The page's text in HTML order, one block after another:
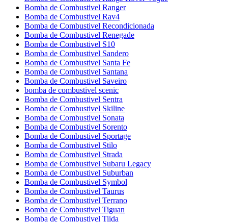
Bomba de Combustivel Ranger
Bomba de Combustivel Rav4
Bomba de Combustivel Recondicionada
Bomba de Combustivel Renegade
Bomba de Combustivel S10
Bomba de Combustivel Sandero
Bomba de Combustivel Santa Fe
Bomba de Combustivel Santana
Bomba de Combustivel Saveiro
bomba de combustivel scenic
Bomba de Combustivel Sentra
Bomba de Combustivel Skiline
Bomba de Combustivel Sonata
Bomba de Combustivel Sorento
Bomba de Combustivel Sportage
Bomba de Combustivel Stilo
Bomba de Combustivel Strada
Bomba de Combustivel Subaru Legacy
Bomba de Combustivel Suburban
Bomba de Combustivel Symbol
Bomba de Combustivel Taurus
Bomba de Combustivel Terrano
Bomba de Combustivel Tiguan
Bomba de Combustivel Tiida